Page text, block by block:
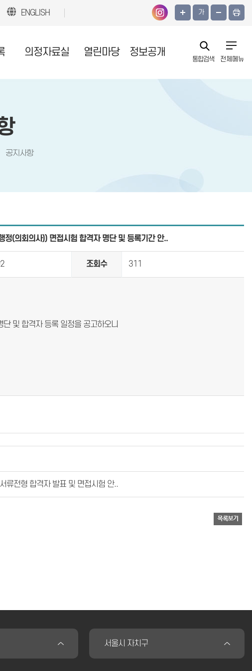
ENGLISH 가
의정자료실 열린마당 정보공개
전체메뉴
통합검색
공지사항
정(의회의사)) 면접시험 합격자 명단 및 등록기간 안..
조회수 311
및 합격자 등록 일정을 공고하오니
류전형 합격자 발표 및 면접시험 안..
서울시 자치구